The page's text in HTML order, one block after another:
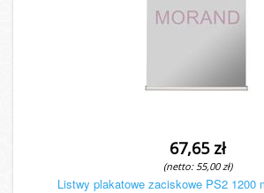
67,65 zł
(netto: 55,00 zł)
Listwy plakatowe zaciskowe PS2 1200